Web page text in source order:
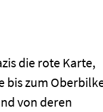
die rote Karte,
bis zum
von deren